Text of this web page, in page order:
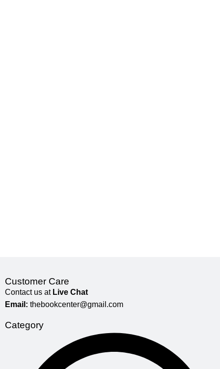
Customer Care
Contact us at Live Chat
Email: thebookcenter@gmail.com
Category